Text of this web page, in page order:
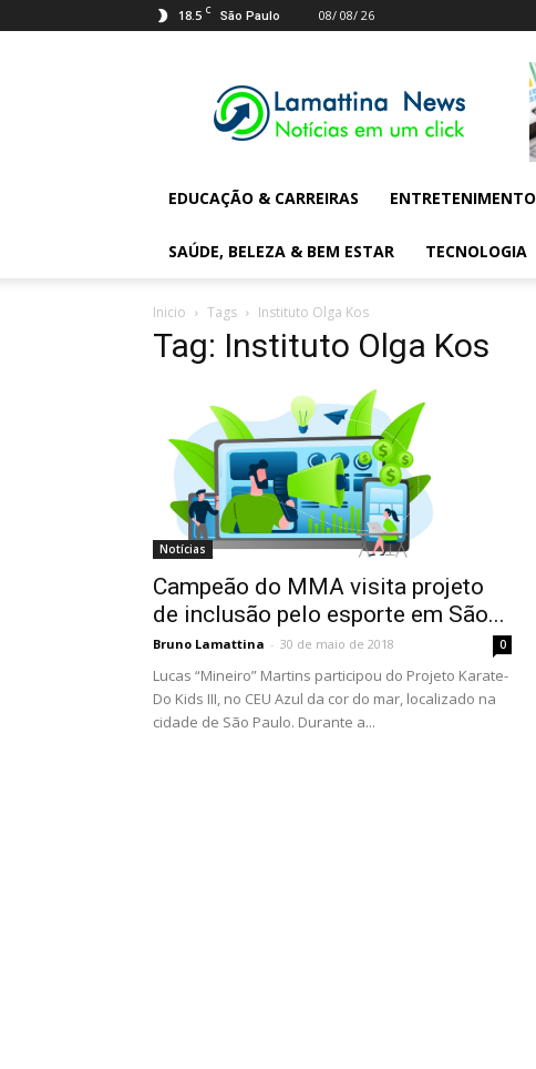
18.5 C São Paulo 08/ 08/ 26
Digital
News
EDUCAÇÃO & CARREIRAS ENTRETENIMENTO
SAÚDE, BELEZA & BEM ESTAR TECNOLOGIA
Inicio Tags Instituto Olga Kos
Tag: Instituto Olga Kos
Notícias
Campeão do MMA visita projeto
de inclusão pelo esporte em São...
Bruno Lamattina - 30 de maio de 2018 0
Lucas “Mineiro” Martins participou do Projeto Karate-
Do Kids III, no CEU Azul da cor do mar, localizado na
cidade de São Paulo. Durante a...